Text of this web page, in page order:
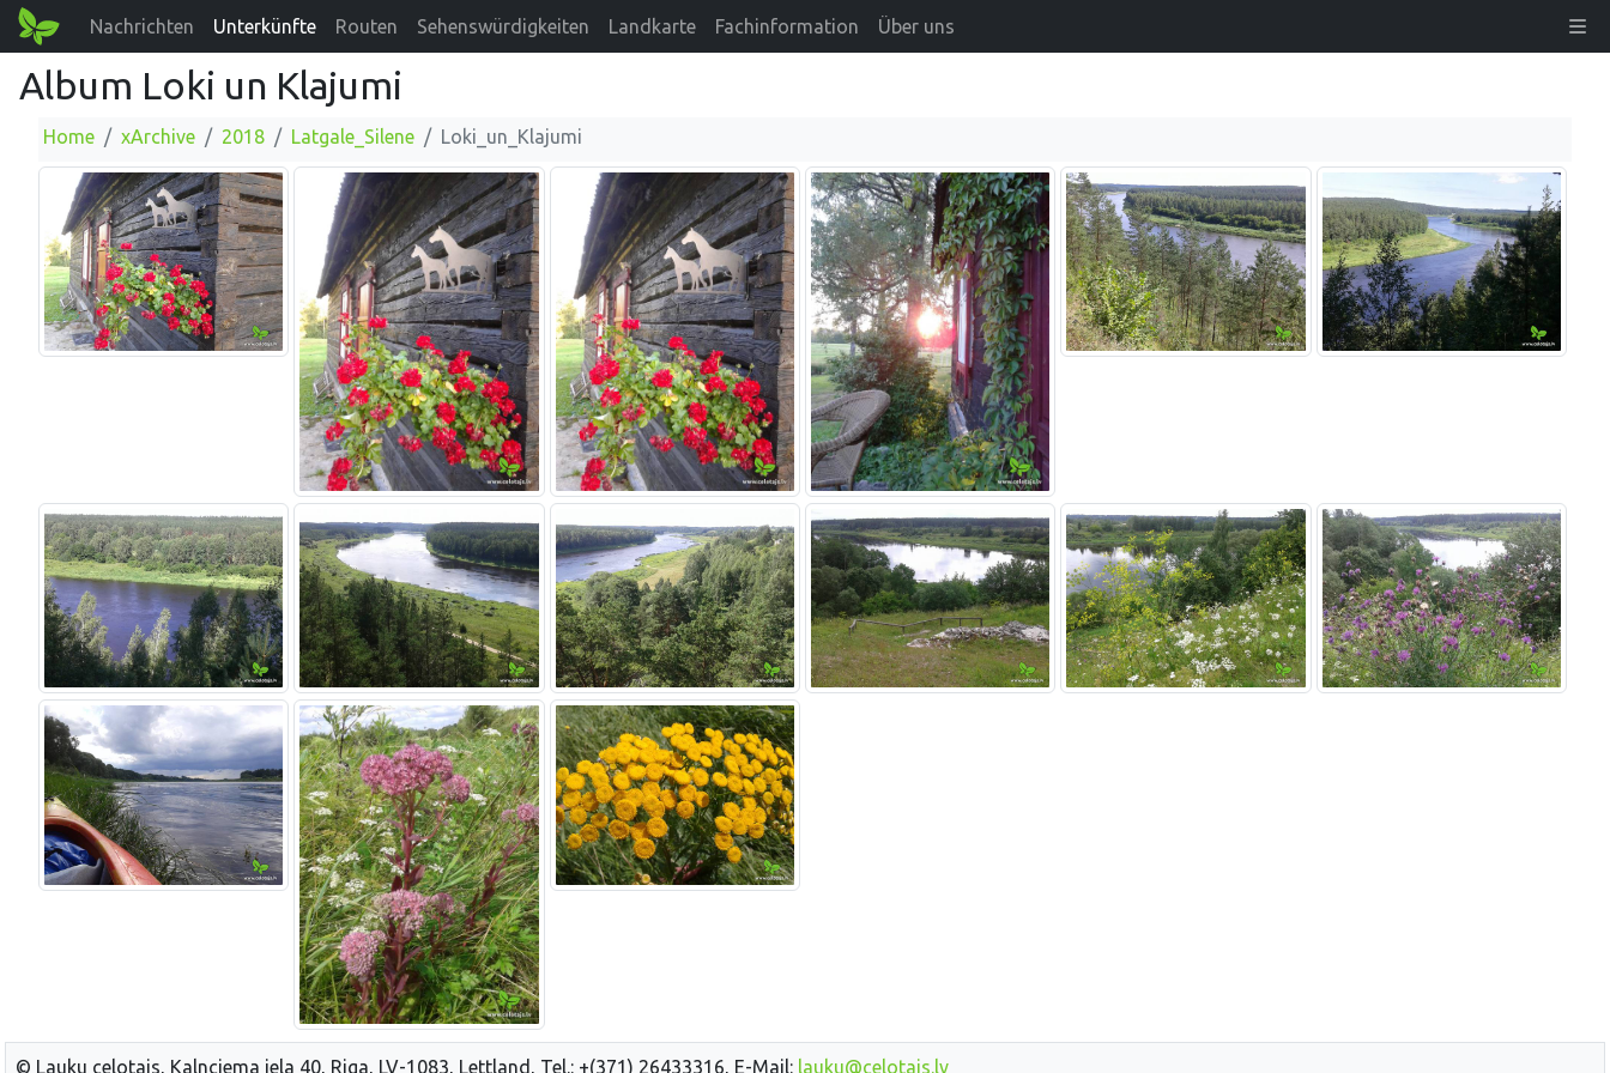
Nachrichten Unterkünfte Routen Sehenswürdigkeiten Landkarte Fachinformation Über uns
Album Loki un Klajumi
Home xArchive 2018 Latgale_Silene Loki_un_Klajumi
© Lauku celotajs, Kalnciema iela 40, Riga, LV-1083, Lettland, Tel.: +(371) 26433316, E-Mail: lauku@celotajs.lv